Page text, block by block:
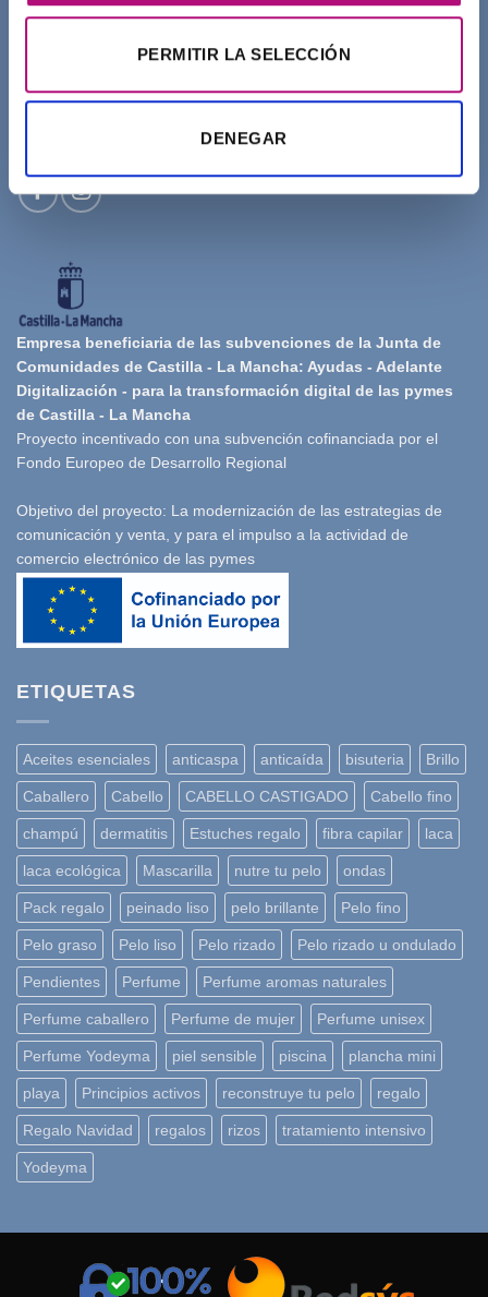
PERMITIR LA SELECCIÓN
DENEGAR
Empresa beneficiaria de las subvenciones de la Junta de
Comunidades de Castilla - La Mancha: Ayudas - Adelante
Digitalización - para la transformación digital de las pymes
de Castilla - La Mancha
Proyecto incentivado con una subvención cofinanciada por el
Fondo Europeo de Desarrollo Regional
Objetivo del proyecto: La modernización de las estrategias de
comunicación y venta, y para el impulso a la actividad de
comercio electrónico de las pymes
ETIQUETAS
Aceites esenciales anticaspa anticaída bisuteria Brillo
Caballero Cabello CABELLO CASTIGADO Cabello fino
champú dermatitis Estuches regalo fibra capilar laca
laca ecológica Mascarilla nutre tu pelo ondas
Pack regalo peinado liso pelo brillante Pelo fino
Pelo graso Pelo liso Pelo rizado Pelo rizado u ondulado
Pendientes Perfume Perfume aromas naturales
Perfume caballero Perfume de mujer Perfume unisex
Perfume Yodeyma piel sensible piscina plancha mini
playa Principios activos reconstruye tu pelo regalo
Regalo Navidad regalos rizos tratamiento intensivo
Yodeyma